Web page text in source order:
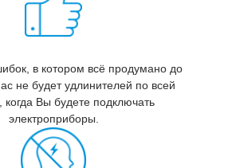
в котором всё продумано до
не будет удлинителей по всей
когда Вы будете подключать
электроприборы.